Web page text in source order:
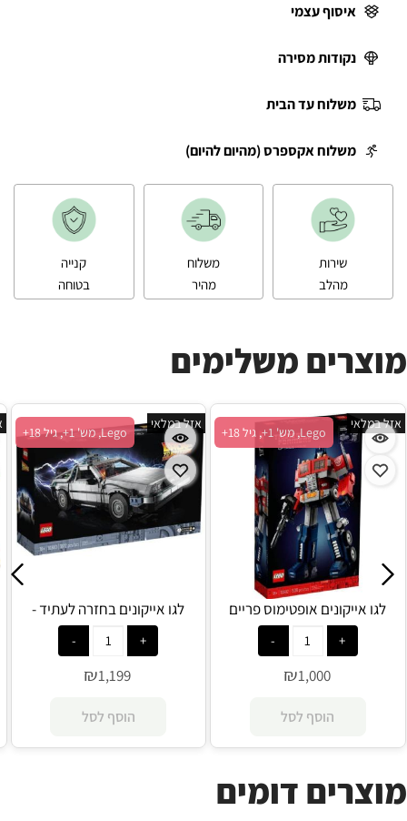
איסוף עצמי
נקודות מסירה
משלוח עד הבית
משלוח אקספרס (מהיום להיום)
שירות
מהלב
משלוח
מהיר
קנייה
בטוחה
מוצרים משלימים
Lego, מש' 1+, גיל 18+
אזל במלאי
לגו אייקונים בחזרה לעתיד -
המנדלוריאן 10300 - Lego
₪1,199
הוסף לסל
Lego, מש' 1+, גיל 18+
אזל במלאי
לגו אייקונים אופטימוס פריים
10302 - Lego
₪1,000
הוסף לסל
מוצרים דומים